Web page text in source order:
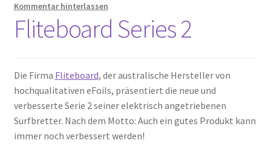
Impressum
Kommentar hinterlassen
Fliteboard Series 2
Die Firma Fliteboard, der australische Hersteller von
hochqualitativen eFoils, präsentiert die neue und
verbesserte Serie 2 seiner elektrisch angetriebenen
Surfbretter. Nach dem Motto: Auch ein gutes Produkt kann
immer noch verbessert werden!